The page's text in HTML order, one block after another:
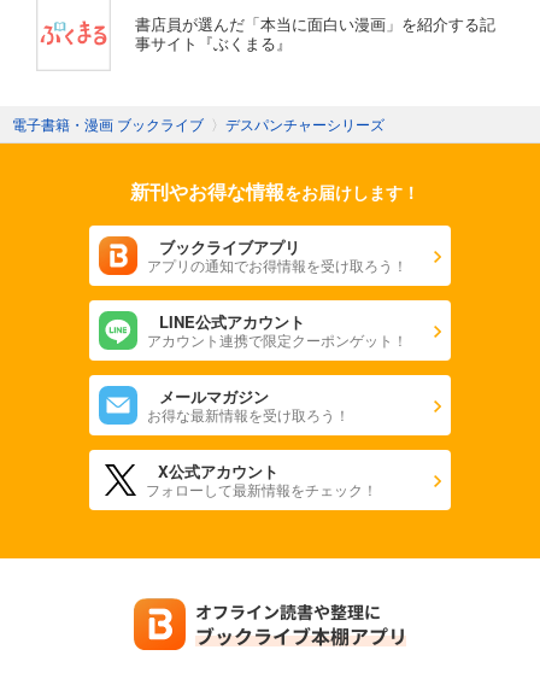
書店員が選んだ「本当に面白い漫画」を紹介する記
事サイト『ぶくまる』
電子書籍・漫画 ブックライブ 〉 デスパンチャーシリーズ
新刊やお得な情報をお届けします！
ブックライブアプリ
アプリの通知でお得情報を受け取ろう！
LINE公式アカウント
アカウント連携で限定クーポンゲット！
メールマガジン
お得な最新情報を受け取ろう！
X公式アカウント
フォローして最新情報をチェック！